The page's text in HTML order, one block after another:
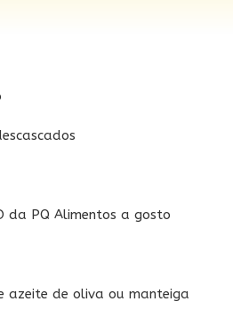
da PQ Alimentos a gosto
azeite de oliva ou manteiga